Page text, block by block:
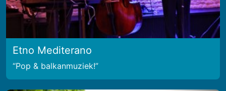
Etno Mediterano
Pop & balkanmuziek!